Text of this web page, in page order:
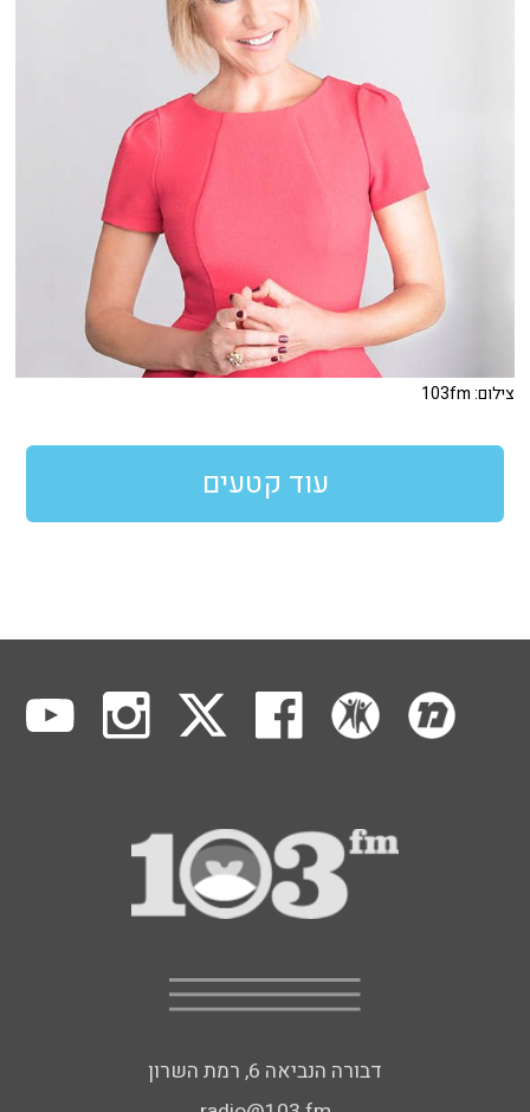
צילום: 103fm
עוד קטעים
דבורה הנביאה 6, רמת השרון